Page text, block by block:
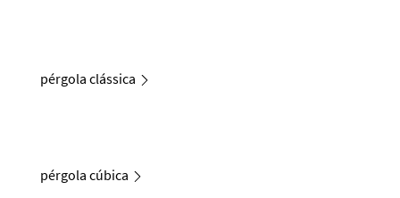
pérgola clássica
pérgola cúbica